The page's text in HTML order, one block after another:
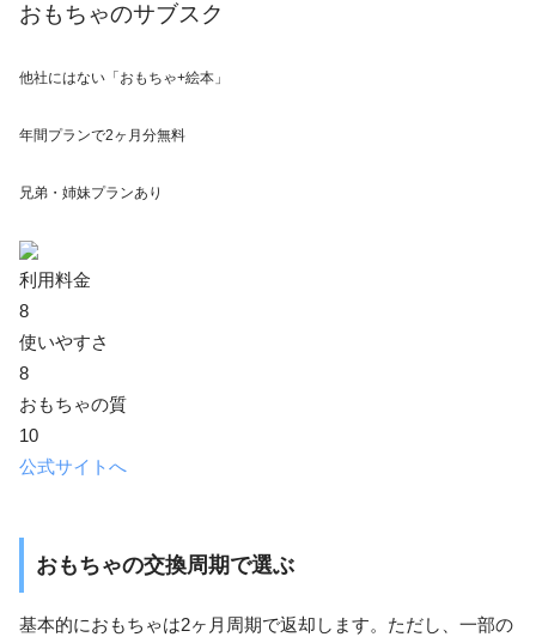
おもちゃのサブスク
他社にはない「おもちゃ+絵本」
年間プランで2ヶ月分無料
兄弟・姉妹プランあり
利用料金
8
使いやすさ
8
おもちゃの質
10
公式サイトへ
おもちゃの交換周期で選ぶ
基本的におもちゃは2ヶ月周期で返却します。ただし、一部の